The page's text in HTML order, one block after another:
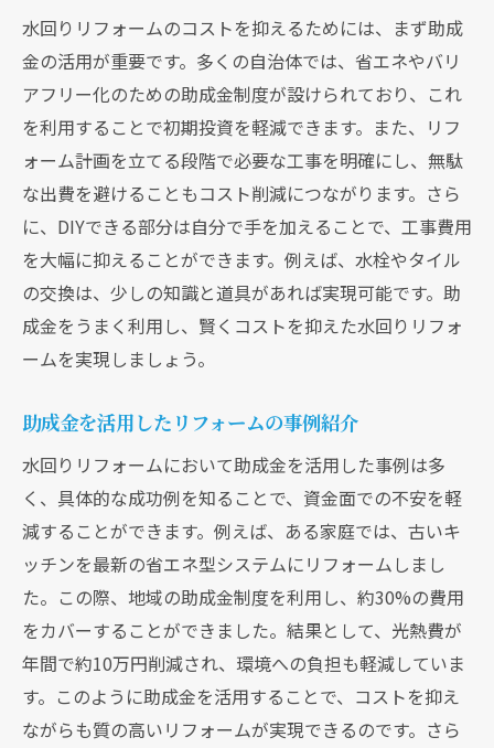
率化
環境に優しいリフォーム事例の紹介
助成金を活用した持続可能な住まいの構築
環境負荷を減らすリフォーム計画の立案
知って得する水回りリフォーム助成金の使い方
と効果
助成金を最大限に活用するポイント
リフォームで得られる具体的な効果とその
実例
長期的な視点で見るリフォームの価値
投資対効果を高めるリフォーム計画
助成金を活用したリフォームのリターン
助成金で目指す水回りリフォーム快適さとエコ
の両立
快適さを追求したリフォームの重要性
エコと快適さを両立する設備の選び方
助成金を活用した快適な生活空間の構築
リフォームで実現する快適な住環境の事例
エコリフォームで得られる具体的なメリッ
水回りリフォームのコストを抑えるためには、まず助成
金の活用が重要です。多くの自治体では、省エネやバリ
アフリー化のための助成金制度が設けられており、これ
を利用することで初期投資を軽減できます。また、リフ
ォーム計画を立てる段階で必要な工事を明確にし、無駄
な出費を避けることもコスト削減につながります。さら
に、DIYできる部分は自分で手を加えることで、工事費用
を大幅に抑えることができます。例えば、水栓やタイル
の交換は、少しの知識と道具があれば実現可能です。助
成金をうまく利用し、賢くコストを抑えた水回りリフォ
ームを実現しましょう。
助成金を活用したリフォームの事例紹介
水回りリフォームにおいて助成金を活用した事例は多
く、具体的な成功例を知ることで、資金面での不安を軽
減することができます。例えば、ある家庭では、古いキ
ッチンを最新の省エネ型システムにリフォームしまし
た。この際、地域の助成金制度を利用し、約30%の費用
をカバーすることができました。結果として、光熱費が
年間で約10万円削減され、環境への負担も軽減していま
す。このように助成金を活用することで、コストを抑え
ながらも質の高いリフォームが実現できるのです。さら